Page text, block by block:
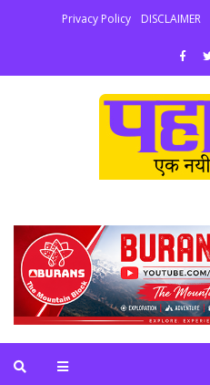
Privacy Policy DISCLAIMER